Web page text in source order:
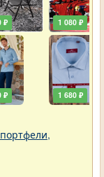
₽
₽
1 080 ₽
1 680 ₽